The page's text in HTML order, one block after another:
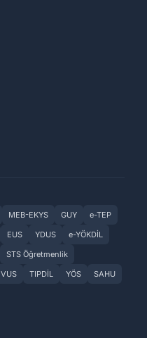
MEB-EKYS GUY
e-TEP
EUS YDUS
e-YÖKDİL
STS Öğretmenlik
VUS TIPDİL YÖS SAHU